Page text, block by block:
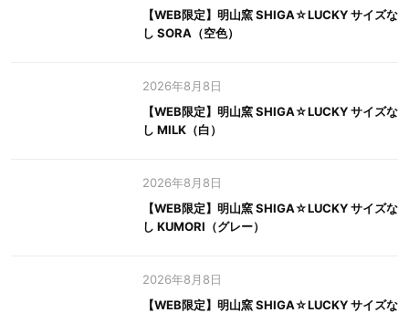
【WEB限定】明山窯 SHIGA☆LUCKY サイズな
し SORA（空色）
2026年8月8日
【WEB限定】明山窯 SHIGA☆LUCKY サイズな
し MILK（白）
2026年8月8日
【WEB限定】明山窯 SHIGA☆LUCKY サイズな
し KUMORI（グレー）
2026年8月8日
【WEB限定】明山窯 SHIGA☆LUCKY サイズな